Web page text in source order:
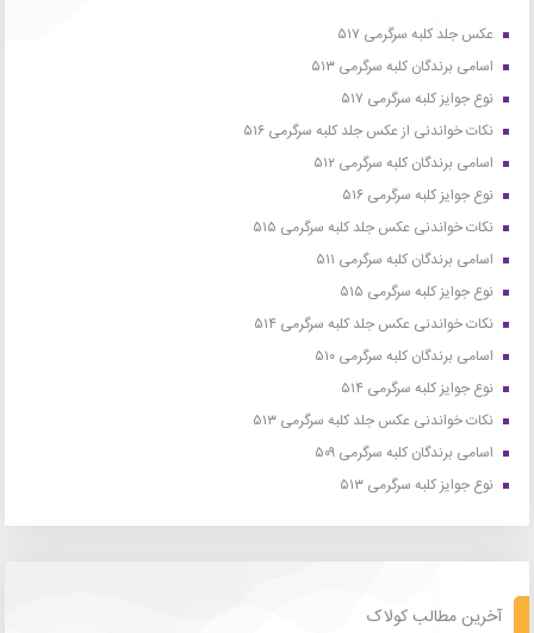
عکس جلد کلبه سرگرمی ۵۱۷
اسامی برندگان کلبه سرگرمی ۵۱۳
نوع جوایز کلبه سرگرمی ۵۱۷
نکات خواندنی از عکس جلد کلبه سرگرمی ۵۱۶
اسامی برندگان کلبه سرگرمی ۵۱۲
نوع جوایز کلبه سرگرمی ۵۱۶
نکات خواندنی عکس جلد کلبه سرگرمی ۵۱۵
اسامی برندگان کلبه سرگرمی ۵۱۱
نوع جوایز کلبه سرگرمی ۵۱۵
نکات خواندنی عکس جلد کلبه سرگرمی ۵۱۴
اسامی برندگان کلبه سرگرمی ۵۱۰
نوع جوایز کلبه سرگرمی ۵۱۴
نکات خواندنی عکس جلد کلبه سرگرمی ۵۱۳
اسامی برندگان کلبه سرگرمی ۵۰۹
نوع جوایز کلبه سرگرمی ۵۱۳
آخرین مطالب کولاک